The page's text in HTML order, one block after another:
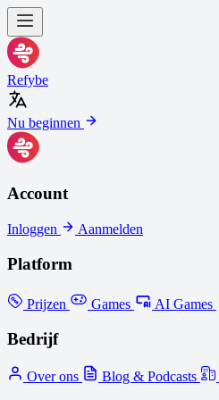
Refybe
Nu beginnen
Account
Inloggen Aanmelden
Platform
Prijzen Games AI Games
Bedrijf
Over ons Blog & Podcasts